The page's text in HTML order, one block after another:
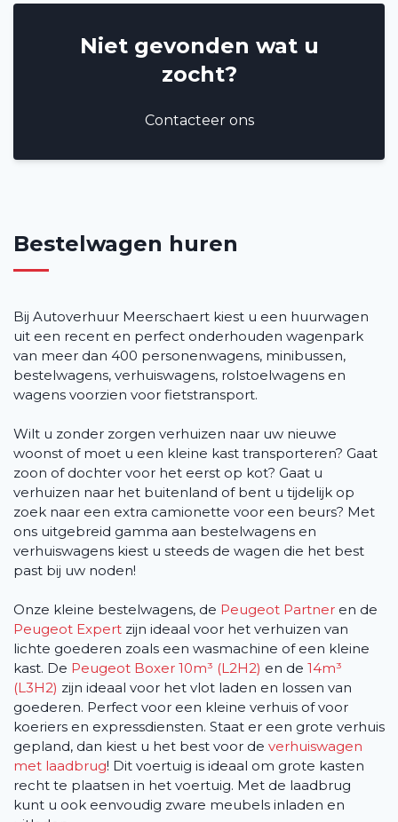
Niet gevonden wat u
zocht?
Contacteer ons
Bestelwagen huren
Bij Autoverhuur Meerschaert kiest u een huurwagen
uit een recent en perfect onderhouden wagenpark
van meer dan 400 personenwagens, minibussen,
bestelwagens, verhuiswagens, rolstoelwagens en
wagens voorzien voor fietstransport.
Wilt u zonder zorgen verhuizen naar uw nieuwe
woonst of moet u een kleine kast transporteren? Gaat
zoon of dochter voor het eerst op kot? Gaat u
verhuizen naar het buitenland of bent u tijdelijk op
zoek naar een extra camionette voor een beurs? Met
ons uitgebreid gamma aan bestelwagens en
verhuiswagens kiest u steeds de wagen die het best
past bij uw noden!
Onze kleine bestelwagens, de Peugeot Partner en de
Peugeot Expert zijn ideaal voor het verhuizen van
lichte goederen zoals een wasmachine of een kleine
kast. De Peugeot Boxer 10m³ (L2H2) en de 14m³
(L3H2) zijn ideaal voor het vlot laden en lossen van
goederen. Perfect voor een kleine verhuis of voor
koeriers en expressdiensten. Staat er een grote verhuis
gepland, dan kiest u het best voor de verhuiswagen
met laadbrug! Dit voertuig is ideaal om grote kasten
recht te plaatsen in het voertuig. Met de laadbrug
kunt u ook eenvoudig zware meubels inladen en